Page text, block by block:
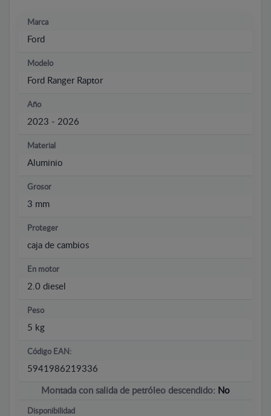
Marca
Ford
Modelo
Ford Ranger Raptor
Año
2023 - 2026
Material
Aluminio
Grosor
3 mm
Proteger
caja de cambios
En motor
2.0 diesel
Peso
5 kg
Código EAN:
5941986219336
Montada con salida de petróleo descendido: No
Disponibilidad